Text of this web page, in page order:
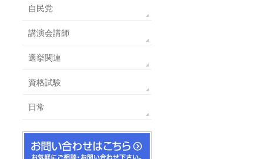
自民党
講演会講師
選挙関連
資格試験
日常